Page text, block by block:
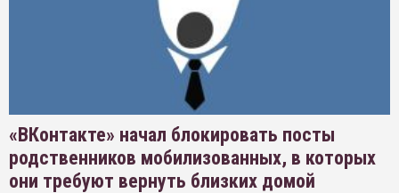
«ВКонтакте» начал блокировать посты
родственников мобилизованных, в которых
они требуют вернуть близких домой